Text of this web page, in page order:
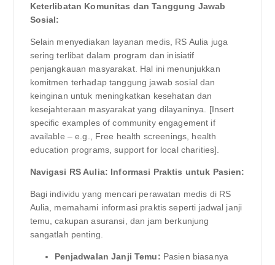
Keterlibatan Komunitas dan Tanggung Jawab
Sosial:
Selain menyediakan layanan medis, RS Aulia juga
sering terlibat dalam program dan inisiatif
penjangkauan masyarakat. Hal ini menunjukkan
komitmen terhadap tanggung jawab sosial dan
keinginan untuk meningkatkan kesehatan dan
kesejahteraan masyarakat yang dilayaninya. [Insert
specific examples of community engagement if
available – e.g., Free health screenings, health
education programs, support for local charities].
Navigasi RS Aulia: Informasi Praktis untuk Pasien:
Bagi individu yang mencari perawatan medis di RS
Aulia, memahami informasi praktis seperti jadwal janji
temu, cakupan asuransi, dan jam berkunjung
sangatlah penting.
Penjadwalan Janji Temu: Pasien biasanya